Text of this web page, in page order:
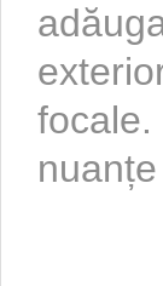
focale.